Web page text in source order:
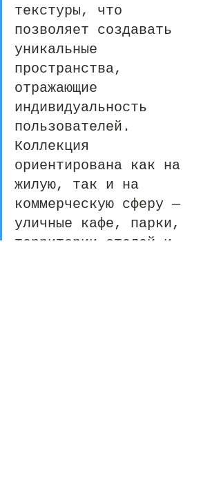
текстуры, что
позволяет создавать
уникальные
пространства,
отражающие
индивидуальность
пользователей.
Коллекция
ориентирована как на
жилую, так и на
коммерческую сферу —
уличные кафе, парки,
территории отелей и